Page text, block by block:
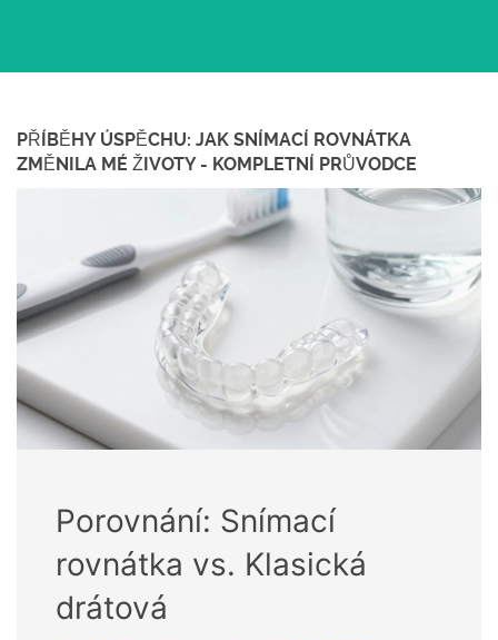
PŘÍBĚHY ÚSPĚCHU: JAK SNÍMACÍ ROVNÁTKA
ZMĚNILA MÉ ŽIVOTY - KOMPLETNÍ PRŮVODCE
Porovnání: Snímací
rovnátka vs. Klasická
drátová